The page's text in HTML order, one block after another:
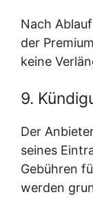
Nach
der
keine
9.
Der
seines
Gebühren
werden